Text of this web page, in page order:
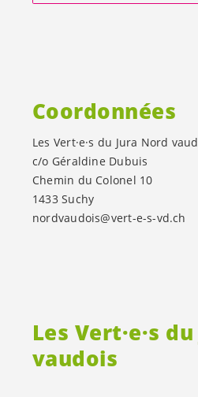
Les Vert·e·s
vaudois
Coordonnées
Les Vert·e·s du Jura Nord
c/o Géraldine Dubuis
Chemin du Colonel 10
1433 Suchy
nordvaudois@vert-e-s-vd.ch